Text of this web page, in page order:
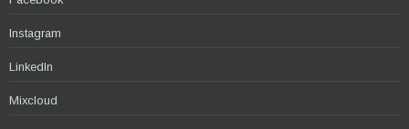
Instagram
LinkedIn
Mixcloud